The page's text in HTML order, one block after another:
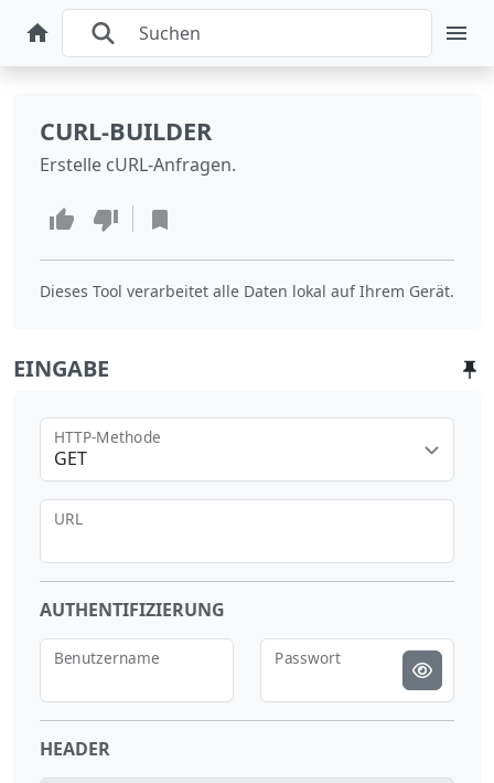
CURL-BUILDER
Erstelle cURL-Anfragen.
Dieses Tool verarbeitet alle Daten lokal auf Ihrem Gerät.
EINGABE
GET
HTTP-Methode
URL
AUTHENTIFIZIERUNG
Benutzername Passwort
HEADER